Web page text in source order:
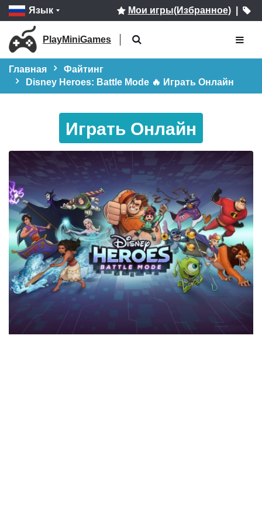
Язык Мои игры(Избранное)|
PlayMiniGames
Главная
Файтинг
Disney Heroes: Battle Mode 🔥 Играть Онлайн
Играть Онлайн